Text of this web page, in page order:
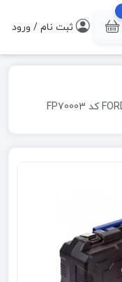
ثبت نام / ورود